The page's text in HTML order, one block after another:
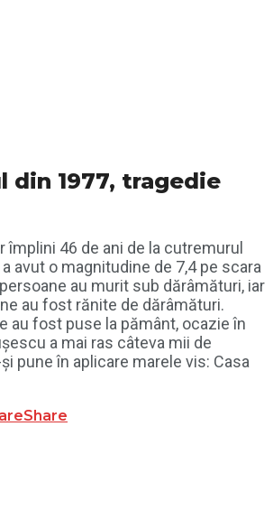
din 1977, tragedie
împlini 46 de ani de la cutremurul
avut o magnitudine de 7,4 pe scara
au murit sub dărâmături, iar
au fost rănite de dărâmături.
au fost puse la pământ, ocazie în
a mai ras câteva mii de
pune în aplicare marele vis: Casa
Share